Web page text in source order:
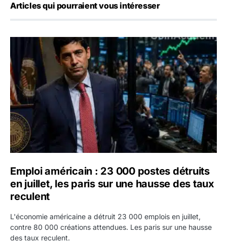
Articles qui pourraient vous intéresser
Emploi américain : 23 000 postes détruits en juillet, les
Emploi américain : 23 000 postes détruits
en juillet, les paris sur une hausse des taux
reculent
L'économie américaine a détruit 23 000 emplois en juillet,
contre 80 000 créations attendues. Les paris sur une hausse
des taux reculent.